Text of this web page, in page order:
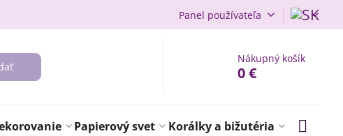
Panel používateľa
Nákupný košík
0 €
Papierový svet Korálky a bižutéria